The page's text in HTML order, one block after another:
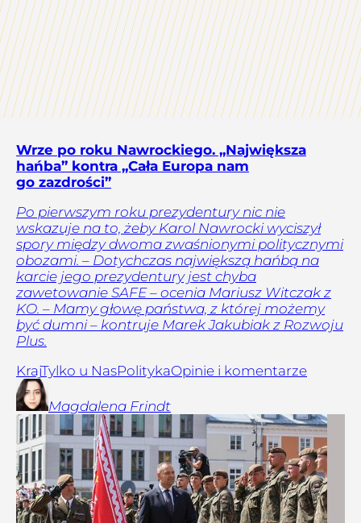
Wrze po roku Nawrockiego. „Największa
hańba” kontra „Cała Europa nam
go zazdrości”
Po pierwszym roku prezydentury nic nie
wskazuje na to, żeby Karol Nawrocki wyciszył
spory między dwoma zwaśnionymi politycznymi
obozami. – Dotychczas największą hańbą na
karcie jego prezydentury jest chyba
zawetowanie SAFE – ocenia Mariusz Witczak z
KO. – Mamy głowę państwa, z której możemy
być dumni – kontruje Marek Jakubiak z Rozwoju
Plus.
KrajTylko u NasPolitykaOpinie i komentarze
Magdalena Frindt